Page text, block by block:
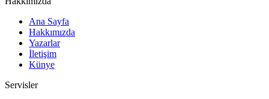
Ana Sayfa
Hakkımızda
Yazarlar
İletişim
Künye
Servisler